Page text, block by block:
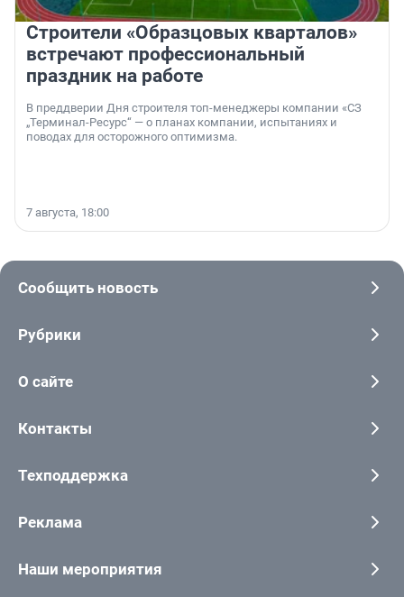
Строители «Образцовых кварталов»
встречают профессиональный
праздник на работе
В преддверии Дня строителя топ-менеджеры компании «СЗ
„Терминал-Ресурс“ — о планах компании, испытаниях и
поводах для осторожного оптимизма.
7 августа, 18:00
Сообщить новость
Рубрики
О сайте
Контакты
Техподдержка
Реклама
Наши мероприятия